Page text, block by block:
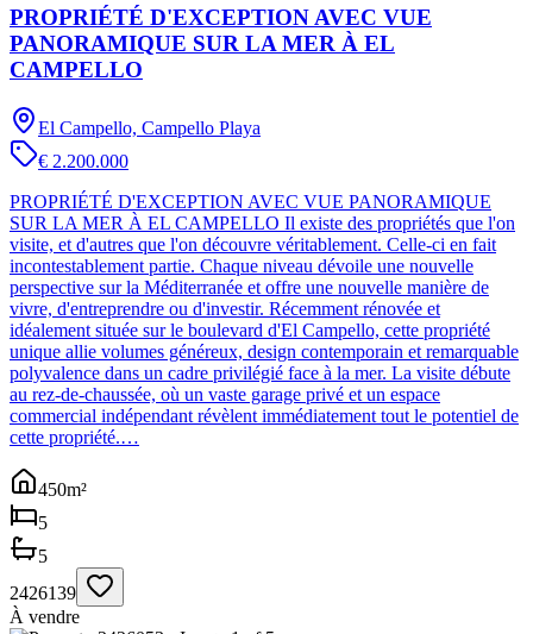
PROPRIÉTÉ D'EXCEPTION AVEC VUE
PANORAMIQUE SUR LA MER À EL
CAMPELLO
El Campello, Campello Playa
€ 2.200.000
PROPRIÉTÉ D'EXCEPTION AVEC VUE PANORAMIQUE
SUR LA MER À EL CAMPELLO Il existe des propriétés que l'on
visite, et d'autres que l'on découvre véritablement. Celle-ci en fait
incontestablement partie. Chaque niveau dévoile une nouvelle
perspective sur la Méditerranée et offre une nouvelle manière de
vivre, d'entreprendre ou d'investir. Récemment rénovée et
idéalement située sur le boulevard d'El Campello, cette propriété
unique allie volumes généreux, design contemporain et remarquable
polyvalence dans un cadre privilégié face à la mer. La visite débute
au rez-de-chaussée, où un vaste garage privé et un espace
commercial indépendant révèlent immédiatement tout le potentiel de
cette propriété.…
450m²
5
5
2426139
À vendre